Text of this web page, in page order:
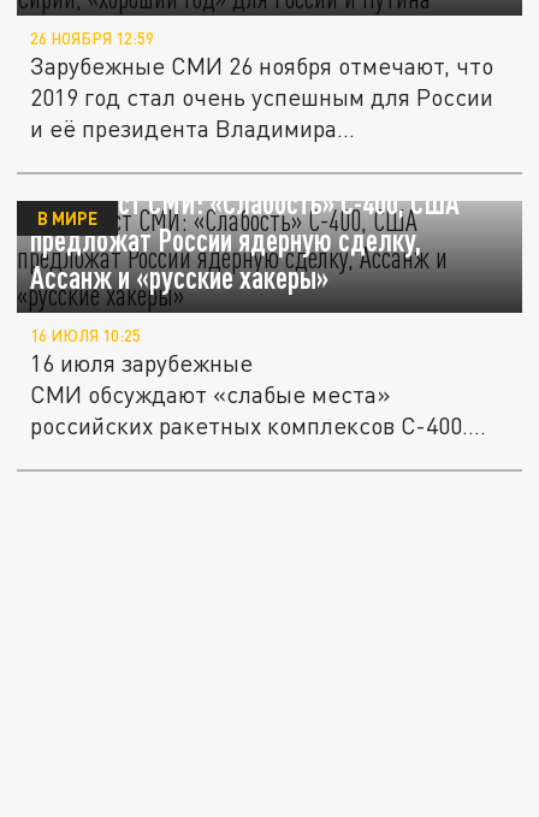
26 НОЯБРЯ 12:59
Зарубежные СМИ 26 ноября отмечают, что
2019 год стал очень успешным для России
и её президента Владимира...
Дайджест СМИ: «Слабость» С-400, США
предложат России ядерную сделку,
Ассанж и «русские хакеры»
В МИРЕ
16 ИЮЛЯ 10:25
16 июля зарубежные
СМИ обсуждают «слабые места»
российских ракетных комплексов С-400.